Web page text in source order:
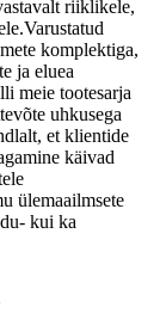
riiklikele,
komplektiga,
ja eluea
meie tootesarja
uhkusega
et klientide
käivad
ülemaailmsete
kui ka